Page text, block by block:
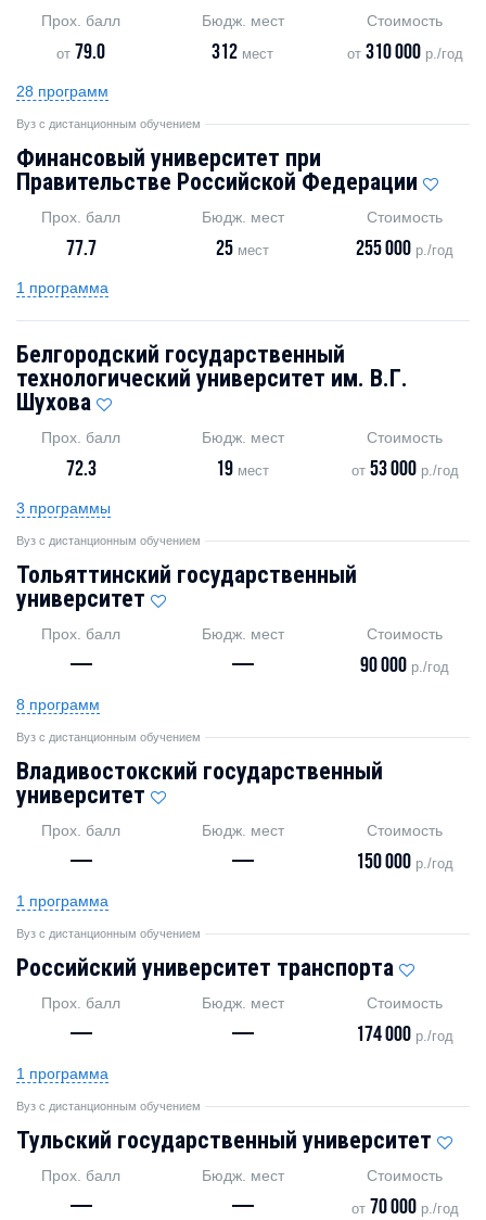
Прох. балл
от 79.0
Бюдж. мест
312 мест
Стоимость
от 310 000р./год
28 программ
Вуз с дистанционным обучением
Финансовый университет при
Правительстве Российской Федерации
Прох. балл
77.7
Бюдж. мест
25 мест
Стоимость
255 000 р./год
1 программа
Белгородский государственный
технологический университет им. В.Г.
Шухова
Прох. балл
72.3
Бюдж. мест
19 мест
Стоимость
от 53 000р./год
3 программы
Вуз с дистанционным обучением
Тольяттинский государственный
университет
Прох. балл
—
Бюдж. мест
—
Стоимость
90 000 р./год
8 программ
Вуз с дистанционным обучением
Владивостокский государственный
университет
Прох. балл
—
Бюдж. мест
—
Стоимость
150 000 р./год
1 программа
Вуз с дистанционным обучением
Российский университет транспорта
Прох. балл
—
Бюдж. мест
—
Стоимость
174 000 р./год
1 программа
Вуз с дистанционным обучением
Тульский государственный университет
Прох. балл
—
Бюдж. мест
—
Стоимость
от 70 000р./год